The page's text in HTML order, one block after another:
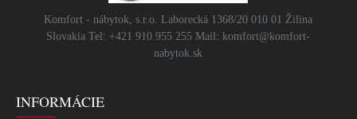
Komfort - nábytok, s.r.o. Laborecká 1368/20 010 01 Žilina
Slovakia Tel: +421 910 955 255 Mail: komfort@komfort-
nabytok.sk
INFORMÁCIE